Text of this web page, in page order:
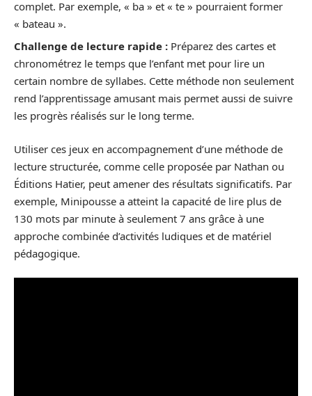
complet. Par exemple, « ba » et « te » pourraient former
« bateau ».
Challenge de lecture rapide : Préparez des cartes et
chronométrez le temps que l’enfant met pour lire un
certain nombre de syllabes. Cette méthode non seulement
rend l’apprentissage amusant mais permet aussi de suivre
les progrès réalisés sur le long terme.
Utiliser ces jeux en accompagnement d’une méthode de
lecture structurée, comme celle proposée par Nathan ou
Éditions Hatier, peut amener des résultats significatifs. Par
exemple, Minipousse a atteint la capacité de lire plus de
130 mots par minute à seulement 7 ans grâce à une
approche combinée d’activités ludiques et de matériel
pédagogique.